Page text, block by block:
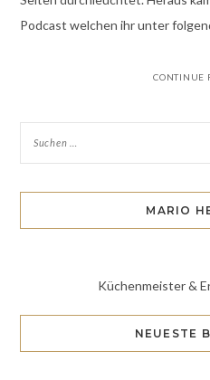
Podcast welchen ihr unter
CONTINUE
MARIO
Küchenmeister &
NEUESTE